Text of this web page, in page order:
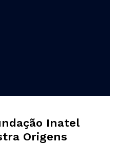
Inatel
Origens